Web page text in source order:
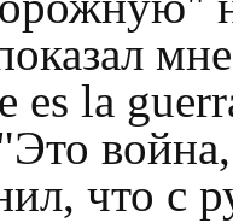
es la
что с